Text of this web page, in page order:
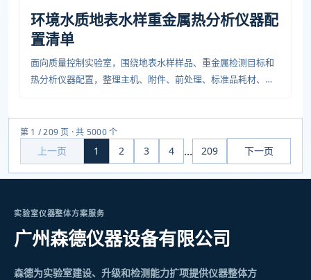
环境水质地表水样重金属热分析仪器配
置清单
面向质量控制实验室，围绕地表水样样品、重金属检测目标和
热分析仪器配置，整理主机、附件、前处理、标准品耗材、安
第 1 / 209 页 · 共 5000 个
上一页 1 2 3 4 ... 209 下一页
实验室仪器整体方案服务
广州森德仪器设备有限公司
森德为实验室建设、升级和检测能力扩项提供仪器整体方